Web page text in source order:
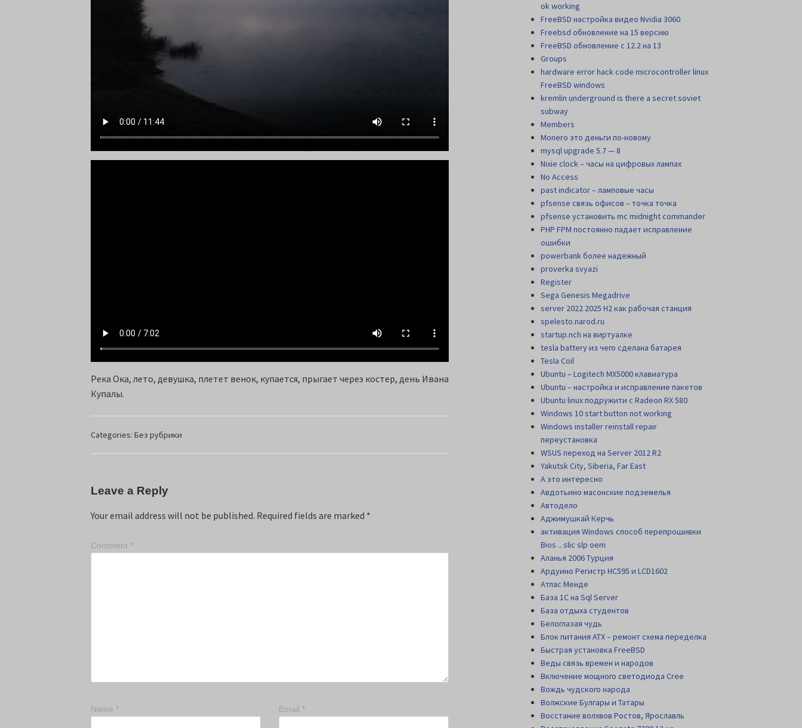
Река Ока, лето, девушка, плетет венок, купается, прыгает через костер, день Ивана
Купалы.
Categories: Без рубрики
Leave a Reply
Your email address will not be published. Required fields are marked *
Comment *
Name * Email *
ok working
FreeBSD настройка видео Nvidia 3060
Freebsd обновление на 15 версию
FreeBSD обновление с 12.2 на 13
Groups
hardware error hack code microcontroller linux
FreeBSD windows
kremlin underground is there a secret soviet
subway
Members
Monero это деньги по-новому
mysql upgrade 5.7 — 8
Nixie clock – часы на цифровых лампах
No Access
past indicator – ламповые часы
pfsense связь офисов – точка точка
pfsense установить mc midnight commander
PHP FPM постоянно падает исправление
ошибки
powerbank более надежный
proverka svyazi
Register
Sega Genesis Megadrive
server 2022 2025 H2 как рабочая станция
spelesto.narod.ru
startup.nch на виртуалке
tesla battery из чего сделана батарея
Tesla Coil
Ubuntu – Logitech MX5000 клавиатура
Ubuntu – настройка и исправление пакетов
Ubuntu linux подружити с Radeon RX 580
Windows 10 start button not working
Windows installer reinstall repair
переустановка
WSUS переход на Server 2012 R2
Yakutsk City, Siberia, Far East
А это интересно
Авдотьино масонские подземелья
Автодело
Аджимушкай Керчь
активация Windows способ перепрошивки
Bios .. slic slp oem
Аланья 2006 Турция
Ардуино Регистр НС595 и LCD1602
Атлас Менде
База 1С на Sql Server
База отдыха студентов
Белоглазая чудь
Блок питания АТХ – ремонт схема переделка
Быстрая установка FreeBSD
Веды связь времен и народов
Включение мощного светодиода Cree
Вождь чудского народа
Волжские Булгары и Татары
Восстание волхвов Ростов, Ярославль